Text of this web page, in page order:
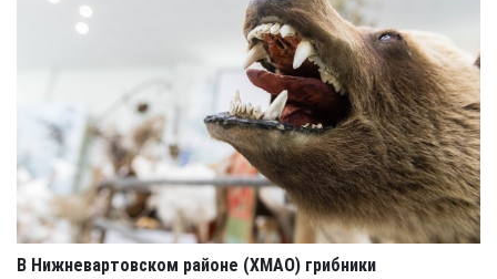
В Нижневартовском районе (ХМАО) грибники